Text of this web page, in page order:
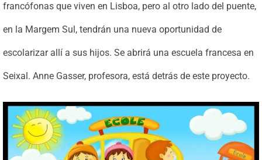
francófonas que viven en Lisboa, pero al otro lado del puente,
en la Margem Sul, tendrán una nueva oportunidad de
escolarizar allí a sus hijos. Se abrirá una escuela francesa en
Seixal. Anne Gasser, profesora, está detrás de este proyecto.